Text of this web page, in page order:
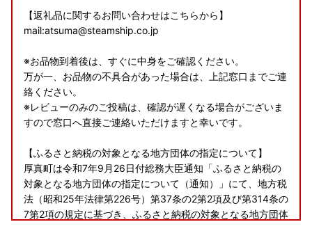
【返礼品に関するお問い合わせはこちらから】
mail:atsuma@steamship.co.jp
※お品物到着後は、すぐに中身をご確認ください。
万が一、お品物の不具合があった場合は、上記窓口までご連
絡ください。
※レビューのみのご投稿は、確認が遅くなる場合がございま
すので窓口へ直接ご連絡いただけますと幸いです。
【ふるさと納税の対象となる地方団体の指定について】
厚真町は令和7年9月26日付総務大臣通知「ふるさと納税の
対象となる地方団体の指定について（通知）」にて、地方税
法（昭和25年法律第226号）第37条の2第2項及び第314条の
7第2項の規定に基づき、ふるさと納税の対象となる地方団体